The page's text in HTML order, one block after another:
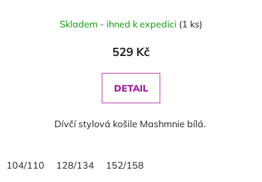
Skladem - ihned k expedici (1 ks)
529 Kč
DETAIL
Dívčí stylová košile Mashmnie bílá.
104/110 128/134 152/158